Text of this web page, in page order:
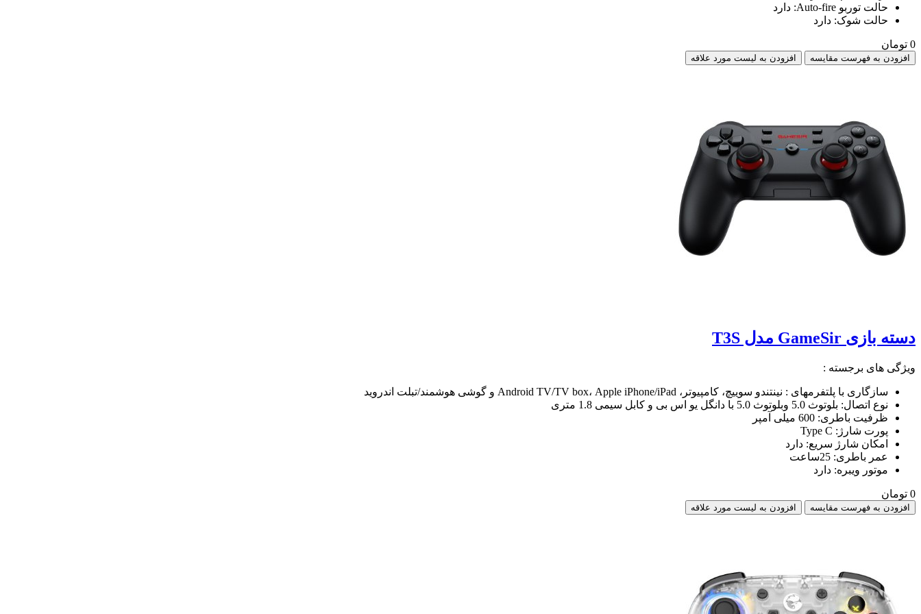
حالت توربو Auto-fire: دارد
حالت شوک: دارد
0 تومان
افزودن به فهرست مقایسه افزودن به لیست مورد علاقه
دسته بازی GameSir مدل T3S
ویژگی های برجسته :
سازگاری با پلتفرمهای : نینتندو سوییچ، کامپیوتر، Android TV/TV box، Apple iPhone/iPad و گوشی هوشمند/تبلت اندروید
نوع اتصال: بلوتوث 5.0 وبلوتوث 5.0 با دانگل یو اس بی و کابل سیمی 1.8 متری
ظرفیت باطری: 600 میلی آمپر
پورت شارژ: Type C
امکان شارژ سریع: دارد
عمر باطری: 25ساعت
موتور ویبره: دارد
0 تومان
افزودن به فهرست مقایسه افزودن به لیست مورد علاقه